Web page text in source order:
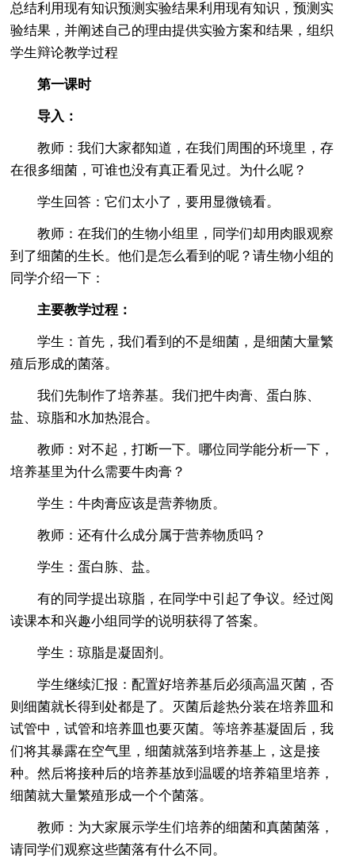
总结利用现有知识预测实验结果利用现有知识，预测实
验结果，并阐述自己的理由提供实验方案和结果，组织
学生辩论教学过程
第一课时
导入：
教师：我们大家都知道，在我们周围的环境里，存
在很多细菌，可谁也没有真正看见过。为什么呢？
学生回答：它们太小了，要用显微镜看。
教师：在我们的生物小组里，同学们却用肉眼观察
到了细菌的生长。他们是怎么看到的呢？请生物小组的
同学介绍一下：
主要教学过程：
学生：首先，我们看到的不是细菌，是细菌大量繁
殖后形成的菌落。
我们先制作了培养基。我们把牛肉膏、蛋白胨、
盐、琼脂和水加热混合。
教师：对不起，打断一下。哪位同学能分析一下，
培养基里为什么需要牛肉膏？
学生：牛肉膏应该是营养物质。
教师：还有什么成分属于营养物质吗？
学生：蛋白胨、盐。
有的同学提出琼脂，在同学中引起了争议。经过阅
读课本和兴趣小组同学的说明获得了答案。
学生：琼脂是凝固剂。
学生继续汇报：配置好培养基后必须高温灭菌，否
则细菌就长得到处都是了。灭菌后趁热分装在培养皿和
试管中，试管和培养皿也要灭菌。等培养基凝固后，我
们将其暴露在空气里，细菌就落到培养基上，这是接
种。然后将接种后的培养基放到温暖的培养箱里培养，
细菌就大量繁殖形成一个个菌落。
教师：为大家展示学生们培养的细菌和真菌菌落，
请同学们观察这些菌落有什么不同。